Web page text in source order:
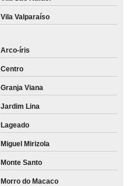
Vila Valparaíso
Arco-íris
Centro
Granja Viana
Jardim Lina
Lageado
Miguel Mirizola
Monte Santo
Morro do Macaco